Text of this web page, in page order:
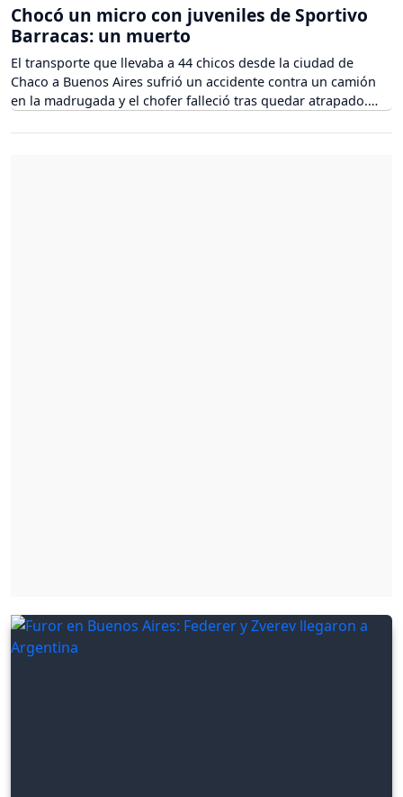
Chocó un micro con juveniles de Sportivo
Barracas: un muerto
El transporte que llevaba a 44 chicos desde la ciudad de
Chaco a Buenos Aires sufrió un accidente contra un camión
en la madrugada y el chofer falleció tras quedar atrapado.